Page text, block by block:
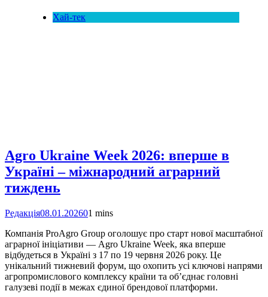
Хай-тек
Agro Ukraine Week 2026: вперше в
Україні – міжнародний аграрний
тиждень
Редакція08.01.202601 mins
Компанія ProAgro Group оголошує про старт нової масштабної
аграрної ініціативи — Agro Ukraine Week, яка вперше
відбудеться в Україні з 17 по 19 червня 2026 року. Це
унікальний тижневий форум, що охопить усі ключові напрями
агропромислового комплексу країни та об’єднає головні
галузеві події в межах єдиної брендової платформи.